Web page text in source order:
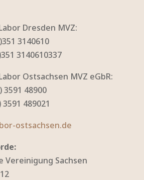
Dresden MVZ:
3140610
3140610337
Ostsachsen MVZ eGbR:
3591 48900
489021
ostsachsen.de
Vereinigung Sachsen